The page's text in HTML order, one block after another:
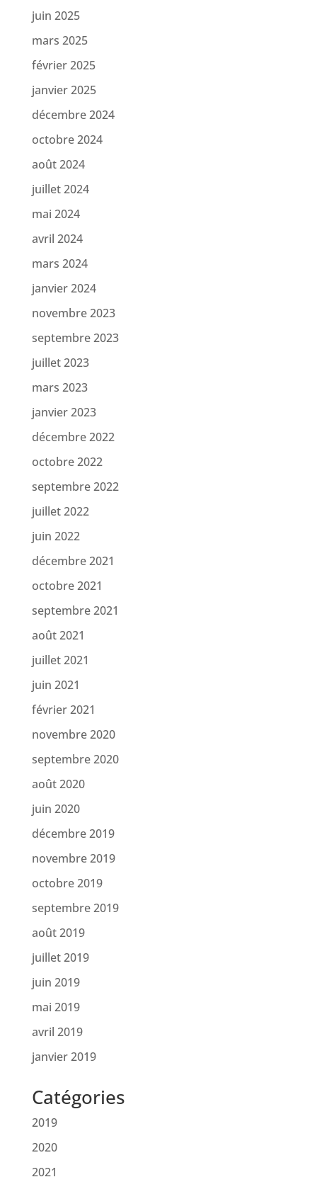
juin 2025
mars 2025
février 2025
janvier 2025
décembre 2024
octobre 2024
août 2024
juillet 2024
mai 2024
avril 2024
mars 2024
janvier 2024
novembre 2023
septembre 2023
juillet 2023
mars 2023
janvier 2023
décembre 2022
octobre 2022
septembre 2022
juillet 2022
juin 2022
décembre 2021
octobre 2021
septembre 2021
août 2021
juillet 2021
juin 2021
février 2021
novembre 2020
septembre 2020
août 2020
juin 2020
décembre 2019
novembre 2019
octobre 2019
septembre 2019
août 2019
juillet 2019
juin 2019
mai 2019
avril 2019
janvier 2019
Catégories
2019
2020
2021